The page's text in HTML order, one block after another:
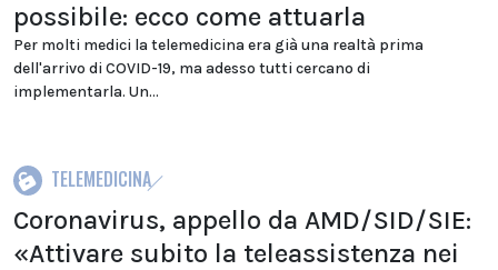
possibile: ecco come attuarla
Per molti medici la telemedicina era già una realtà prima
dell'arrivo di COVID-19, ma adesso tutti cercano di
implementarla. Un...
TELEMEDICINA
Coronavirus, appello da AMD/SID/SIE:
«Attivare subito la teleassistenza nei